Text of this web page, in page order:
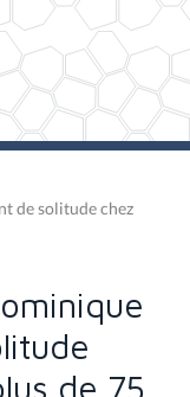
de solitude chez
de 75